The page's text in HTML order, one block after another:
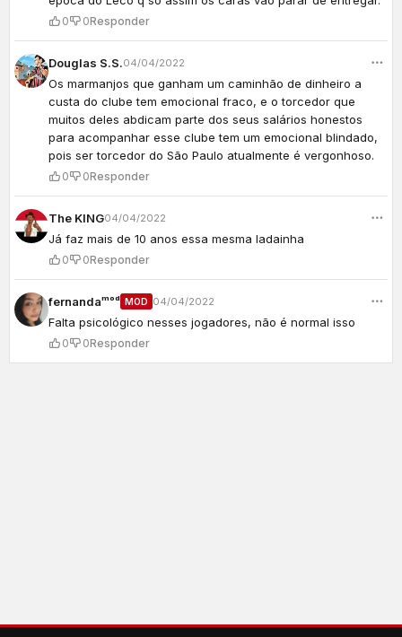
0 0Responder
Douglas S.S.04/04/2022
Os marmanjos que ganham um caminhão de dinheiro a
custa do clube tem emocional fraco, e o torcedor que
muitos deles abdicam parte dos seus salários honestos
para acompanhar esse clube tem um emocional blindado,
pois ser torcedor do São Paulo atualmente é vergonhoso.
0 0Responder
The KING04/04/2022
Já faz mais de 10 anos essa mesma ladainha
0 0Responder
fernandaᵐᵒᵈ MOD 04/04/2022
Falta psicológico nesses jogadores, não é normal isso
0 0Responder